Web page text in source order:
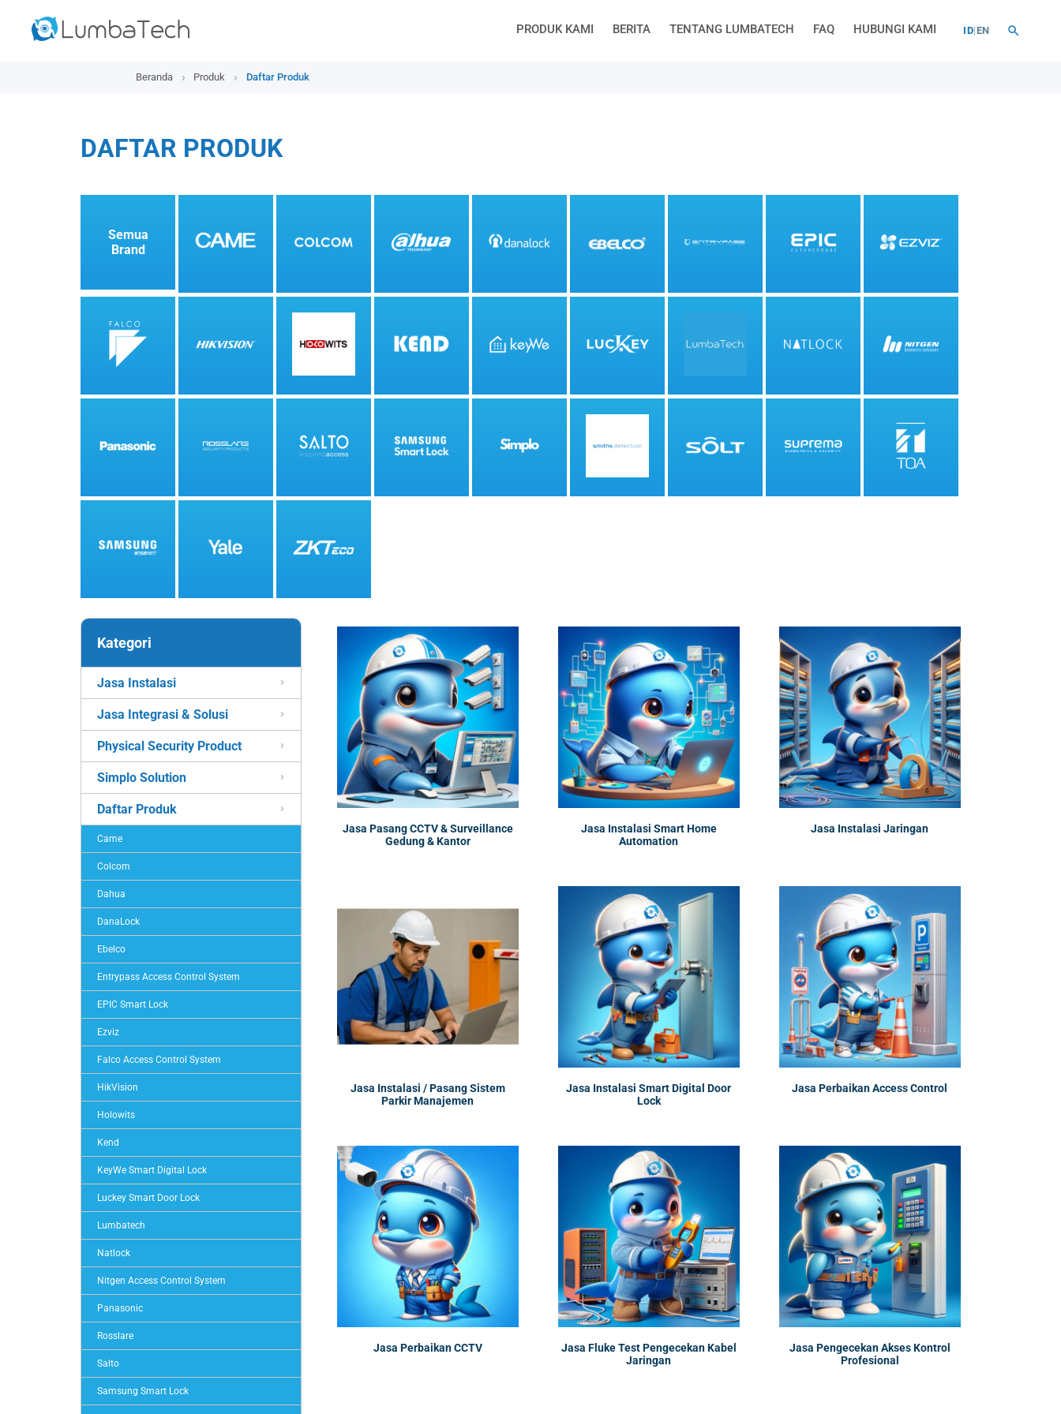
PRODUK KAMI BERITA TENTANG LUMBATECH FAQ HUBUNGI KAMI ID|EN
Beranda Produk Daftar Produk
DAFTAR PRODUK
Semua
Brand
Kategori
Jasa Instalasi
Jasa Integrasi & Solusi
Physical Security Product
Simplo Solution
Daftar Produk
Came
Colcom
Dahua
DanaLock
Ebelco
Entrypass Access Control System
EPIC Smart Lock
Ezviz
Falco Access Control System
HikVision
Holowits
Kend
KeyWe Smart Digital Lock
Luckey Smart Door Lock
Lumbatech
Natlock
Nitgen Access Control System
Panasonic
Rosslare
Salto
Samsung Smart Lock
Jasa Pasang CCTV & Surveillance
Gedung & Kantor
Jasa Instalasi Smart Home
Automation
Jasa Instalasi Jaringan
Jasa Instalasi / Pasang Sistem
Parkir Manajemen
Jasa Instalasi Smart Digital Door
Lock
Jasa Perbaikan Access Control
Jasa Perbaikan CCTV
Jasa Fluke Test Pengecekan Kabel
Jaringan
Jasa Pengecekan Akses Kontrol
Profesional